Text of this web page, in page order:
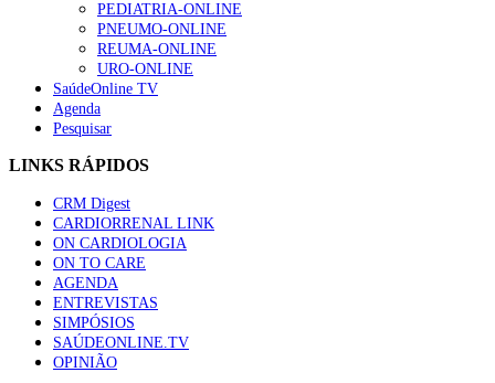
“Os programas de rastreio do cancro do pulmão são
custo-efetivos e representam um investimento
sustentável para os sistemas de saúde”
94 visualizações
Quase quatro em cada dez doentes com enfarte
apresentavam níveis elevados de Lp(a), revela estudo
88 visualizações
Trodelvy aprovado para primeira linha no cancro da
mama triplo negativo metastático em doentes não
elegíveis para inibidores PD-(L)1
61 visualizações
PEDIATRIA-ONLINE
PNEUMO-ONLINE
REUMA-ONLINE
URO-ONLINE
SaúdeOnline TV
Agenda
Pesquisar
LINKS RÁPIDOS
CRM Digest
CARDIORRENAL LINK
ON CARDIOLOGIA
ON TO CARE
AGENDA
ENTREVISTAS
SIMPÓSIOS
SAÚDEONLINE.TV
OPINIÃO